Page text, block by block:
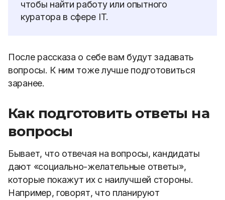
чтобы найти работу или опытного
куратора в сфере IT.
После рассказа о себе вам будут задавать
вопросы. К ним тоже лучше подготовиться
заранее.
Как подготовить ответы на
вопросы
Бывает, что отвечая на вопросы, кандидаты
дают «социально-желательные ответы»,
которые покажут их с наилучшей стороны.
Например, говорят, что планируют